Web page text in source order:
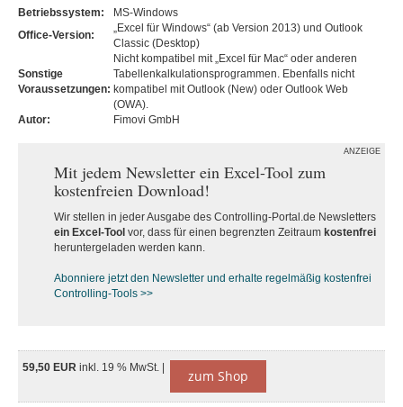
Betriebssystem:
MS-Windows
Office-Version:
„Excel für Windows“ (ab Version 2013) und Outlook
Classic (Desktop)
Sonstige
Voraussetzungen:
Nicht kompatibel mit „Excel für Mac“ oder anderen
Tabellenkalkulationsprogrammen. Ebenfalls nicht
kompatibel mit Outlook (New) oder Outlook Web
(OWA).
Autor:
Fimovi GmbH
ANZEIGE
Mit jedem Newsletter ein Excel-Tool zum
kostenfreien Download!
Wir stellen in jeder Ausgabe des Controlling-Portal.de Newsletters
ein Excel-Tool vor, dass für einen begrenzten Zeitraum kostenfrei
heruntergeladen werden kann.
Abonniere jetzt den Newsletter und erhalte regelmäßig kostenfrei
Controlling-Tools >>
59,50 EUR inkl. 19 % MwSt. | zum Shop